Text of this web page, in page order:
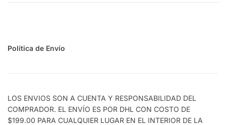
Política de Envío
LOS ENVIOS SON A CUENTA Y RESPONSABILIDAD DEL
COMPRADOR. EL ENVÍO ES POR DHL CON COSTO DE
$199.00 PARA CUALQUIER LUGAR EN EL INTERIOR DE LA